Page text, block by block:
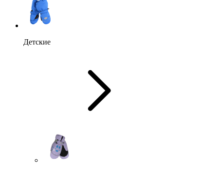
Детские